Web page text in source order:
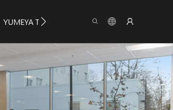
YUMEYA ТУРАЛЫ АҚПАРАТ